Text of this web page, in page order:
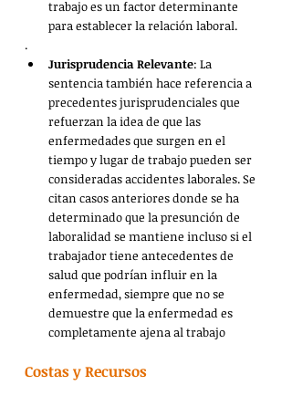
trabajo es un factor determinante
para establecer la relación laboral.
.
Jurisprudencia Relevante: La
sentencia también hace referencia a
precedentes jurisprudenciales que
refuerzan la idea de que las
enfermedades que surgen en el
tiempo y lugar de trabajo pueden ser
consideradas accidentes laborales. Se
citan casos anteriores donde se ha
determinado que la presunción de
laboralidad se mantiene incluso si el
trabajador tiene antecedentes de
salud que podrían influir en la
enfermedad, siempre que no se
demuestre que la enfermedad es
completamente ajena al trabajo
Costas y Recursos